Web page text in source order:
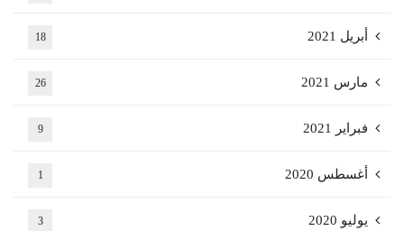
أبريل 2021 18
مارس 2021 26
فبراير 2021 9
أغسطس 2020 1
يوليو 2020 3